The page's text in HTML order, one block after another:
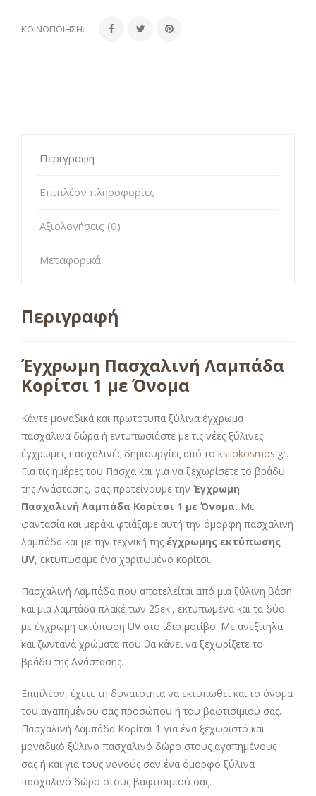
ΚΟΙΝΟΠΟΊΗΣΗ:
Περιγραφή
Επιπλέον πληροφορίες
Αξιολογήσεις (0)
Μεταφορικά
Περιγραφή
Έγχρωμη Πασχαλινή Λαμπάδα
Κορίτσι 1 με Όνομα
Κάντε μοναδικά και πρωτότυπα ξύλινα έγχρωμα
πασχαλινά δώρα ή εντυπωσιάστε με τις νέες ξύλινες
έγχρωμες πασχαλινές δημιουργίες από το ksilokosmos.gr.
Για τις ημέρες του Πάσχα και για να ξεχωρίσετε το βράδυ
της Ανάστασης, σας προτείνουμε την Έγχρωμη
Πασχαλινή Λαμπάδα Κορίτσι 1 με Όνομα. Με
φαντασία και μεράκι φτιάξαμε αυτή την όμορφη πασχαλινή
λαμπάδα και με την τεχνική της έγχρωμης εκτύπωσης
UV, εκτυπώσαμε ένα χαριτωμένο κορίτσι.
Πασχαλινή Λαμπάδα που αποτελείται από μια ξύλινη βάση
και μια λαμπάδα πλακέ των 25εκ., εκτυπωμένα και τα δύο
με έγχρωμη εκτύπωση UV στο ίδιο μοτίβο. Με ανεξίτηλα
και ζωντανά χρώματα που θα κάνει να ξεχωρίζετε το
βράδυ της Ανάστασης.
Επιπλέον, έχετε τη δυνατότητα να εκτυπωθεί και το όνομα
του αγαπημένου σας προσώπου ή του βαφτισιμιού σας.
Πασχαλινή Λαμπάδα Κορίτσι 1 για ένα ξεχωριστό και
μοναδικό ξύλινο πασχαλινό δώρο στους αγαπημένους
σας ή και για τους νονούς σαν ένα όμορφο ξύλινα
πασχαλινό δώρο στους βαφτισιμιού σας.